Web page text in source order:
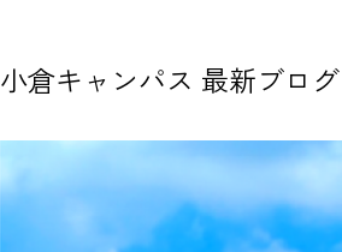
小倉キャンパス 最新ブログ